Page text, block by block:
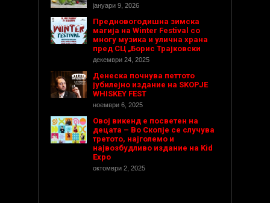
јануари 9, 2026
Предновогодишнa зимска
магија на Winter Festival со
многу музика и улична храна
пред СЦ „Борис Трајковски
декември 24, 2025
Денеска почнува петтото
јубилејно издание на SKOPJE
WHISKEY FEST
ноември 6, 2025
Овој викенд е посветен на
децата – Во Скопје се случува
третото, најголемо и
највозбудливо издание на Kid
Expo
октомври 2, 2025